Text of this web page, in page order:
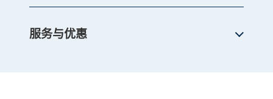
服务与优惠